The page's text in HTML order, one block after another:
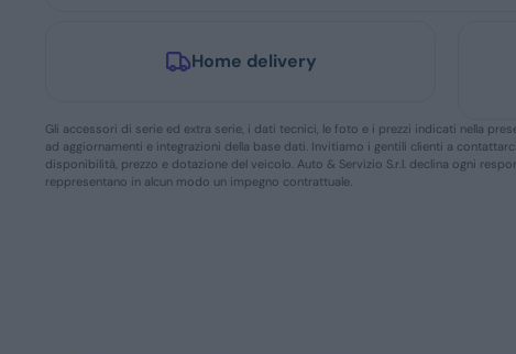
Home delivery
Gli accessori di serie ed extra serie, i dati tecnici, le foto e i prezzi indicati nella
ad aggiornamenti e integrazioni della base dati. Invitiamo i gentili clienti a
disponibilità, prezzo e dotazione del veicolo. Auto & Servizio S.r.l. declina ogni
reppresentano in alcun modo un impegno contrattuale.